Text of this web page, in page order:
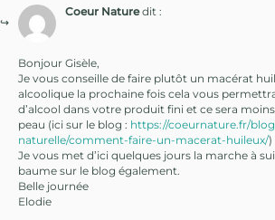
Coeur Nature dit :
Bonjour Gisèle,
Je vous conseille de faire plutôt un macérat
alcoolique la prochaine fois cela vous
d’alcool dans votre produit fini et ce sera
peau (ici sur le blog : https://coeurnature.fr/
naturelle/comment-faire-un-macerat-huileux/)
Je vous met d’ici quelques jours la marche à
baume sur le blog également.
Belle journée
Elodie